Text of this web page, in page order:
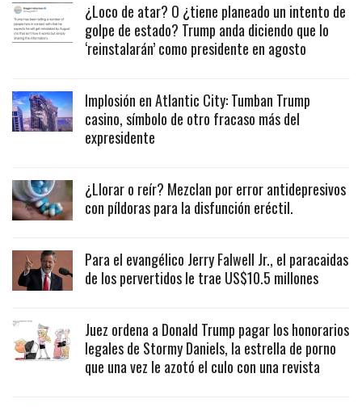
¿Loco de atar? O ¿tiene planeado un intento de
golpe de estado? Trump anda diciendo que lo
‘reinstalarán’ como presidente en agosto
Implosión en Atlantic City: Tumban Trump
casino, símbolo de otro fracaso más del
expresidente
¿Llorar o reír? Mezclan por error antidepresivos
con píldoras para la disfunción eréctil.
Para el evangélico Jerry Falwell Jr., el paracaidas
de los pervertidos le trae US$10.5 millones
Juez ordena a Donald Trump pagar los honorarios
legales de Stormy Daniels, la estrella de porno
que una vez le azotó el culo con una revista